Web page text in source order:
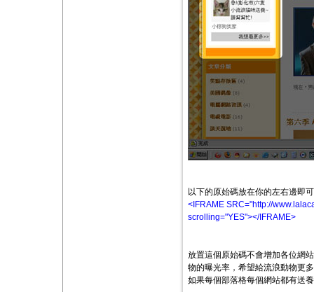
以下的原始碼放在你的左右邊即可
<IFRAME SRC="http://
scrolling="YES"></IFRAME>
放置這個原始碼不會增加各位網
物的曝光率，希望給流浪動物更
如果每個部落格每個網站都有送